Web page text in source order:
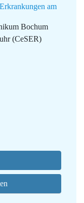
am
Bochum
(CeSER)